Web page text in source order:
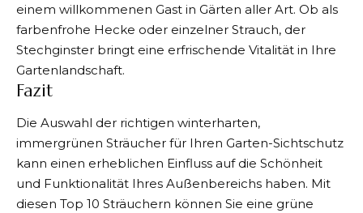
einem willkommenen Gast in Gärten aller Art. Ob als
farbenfrohe Hecke oder einzelner Strauch, der
Stechginster bringt eine erfrischende Vitalität in Ihre
Gartenlandschaft.
Fazit
Die Auswahl der richtigen winterharten,
immergrünen Sträucher für Ihren Garten-Sichtschutz
kann einen erheblichen Einfluss auf die Schönheit
und Funktionalität Ihres Außenbereichs haben. Mit
diesen Top 10 Sträuchern können Sie eine grüne